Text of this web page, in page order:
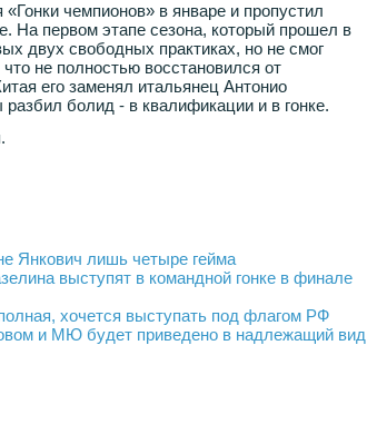
чемпионов» в январе и пропустил
На первом этапе сезона, который прошел в
двух свободных практиках, но не смог
не полностью восстановился от
его заменял итальянец Антонио
болид - в квалификации и в гонке.
Янкович лишь четыре гейма
выступят в командной гонке в финале
хочется выступать под флагом РФ
и МЮ будет приведено в надлежащий вид